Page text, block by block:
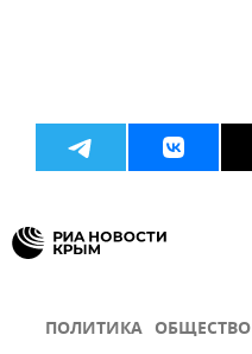
ПОЛИТИКА ОБЩЕСТВО